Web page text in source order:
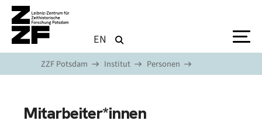
Direkt zum Inhalt
EN
ZZF Potsdam Institut Personen
Mitarbeiter*innen